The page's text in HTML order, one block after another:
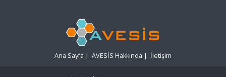
Ana Sayfa | AVESİS Hakkında | İletişim